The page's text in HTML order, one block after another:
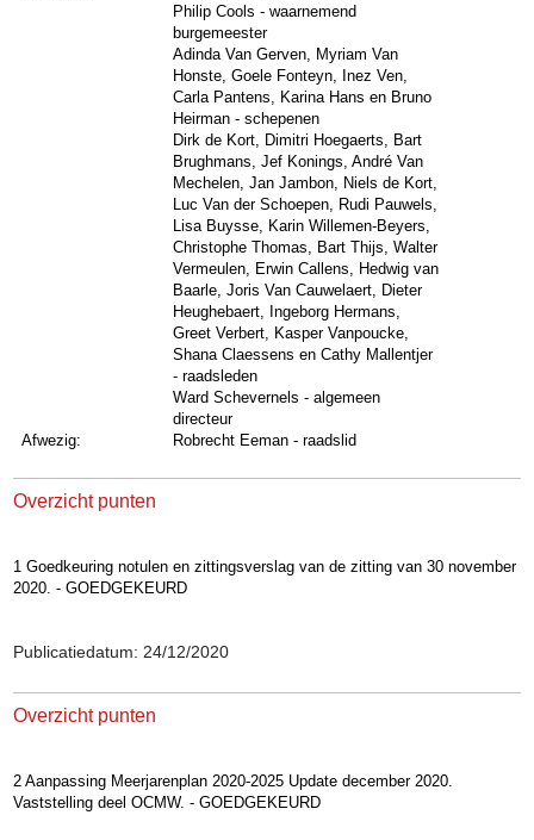
Philip Cools - waarnemend
burgemeester
Adinda Van Gerven Myriam Van
Honste ,Goele Fonteyn Inez Ven
Carla Pantens
Karina Hans en Bruno
Heirman - schepenen
Dirk de Kort Dimitri Hoegaerts
Bart
Brughmans ,Jef Konings ,André Van
Mechelen ,Jan Jambon Niels de Kort
Luc Van der Schoepen Rudi Pauwels
Lisa Buysse Karin Willemen-Beyers
Christophe Thomas
Bart Thijs ,Walter
Vermeulen Erwin Callens
Hedwig van
Baarle ,Joris Van Cauwelaert Dieter
Heughebaert Ingeborg Hermans
Greet Verbert Kasper Vanpoucke
Shana Claessens enCathy Mallentjer
- raadsleden
Ward Schevernels - algemeen
directeur
Afwezig:
Robrecht Eeman - raadslid
Overzicht punten
1 Goedkeuring notulen en zittingsverslag van de zitting van 30 november
2020. - GOEDGEKEURD
Publicatiedatum: 24/12/2020
Overzicht punten
2 Aanpassing Meerjarenplan 2020-2025 Update december 2020.
Vaststelling deel OCMW. - GOEDGEKEURD